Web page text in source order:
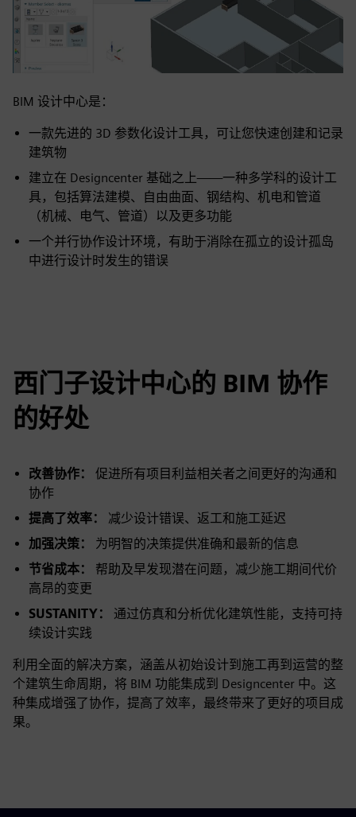
BIM 设计中心是：
一款先进的 3D 参数化设计工具，可让您快速创建和记录
建筑物
建立在 Designcenter 基础之上——一种多学科的设计工
具，包括算法建模、自由曲面、钢结构、机电和管道
（机械、电气、管道）以及更多功能
一个并行协作设计环境，有助于消除在孤立的设计孤岛
中进行设计时发生的错误
西门子设计中心的 BIM 协作
的好处
改善协作：
促进所有项目利益相关者之间更好的沟通和
协作
提高了效率：
减少设计错误、返工和施工延迟
加强决策：
为明智的决策提供准确和最新的信息
节省成本：
帮助及早发现潜在问题，减少施工期间代价
高昂的变更
SUSTANITY：
通过仿真和分析优化建筑性能，支持可持
续设计实践
利用全面的解决方案，涵盖从初始设计到施工再到运营的整
个建筑生命周期，将 BIM 功能集成到 Designcenter 中。这
种集成增强了协作，提高了效率，最终带来了更好的项目成
果。